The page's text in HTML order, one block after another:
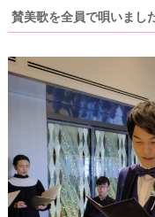
賛美歌を全員で唄いまし
サ
イ
ト